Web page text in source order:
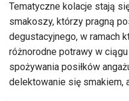
Tematyczne kolacje stają
smakoszy, którzy pragną
degustacyjnego, w ramach
różnorodne potrawy w
spożywania posiłków
delektowanie się smakiem,